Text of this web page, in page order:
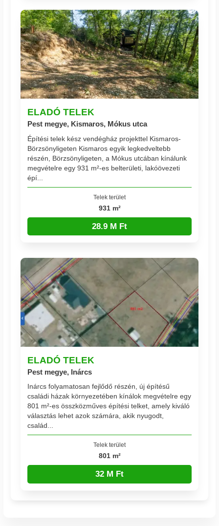
ELADÓ TELEK
Pest megye, Kismaros, Mókus utca
Építési telek kész vendégház projekttel Kismaros-
Börzsönyligeten Kismaros egyik legkedveltebb
részén, Börzsönyligeten, a Mókus utcában kínálunk
megvételre egy 931 m²-es belterületi, lakóövezeti
épí...
Telek terület
931 m²
28.9 M Ft
ELADÓ TELEK
Pest megye, Inárcs
Inárcs folyamatosan fejlődő részén, új építésű
családi házak környezetében kínálok megvételre egy
801 m²-es összközműves építési telket, amely kiváló
választás lehet azok számára, akik nyugodt,
család...
Telek terület
801 m²
32 M Ft